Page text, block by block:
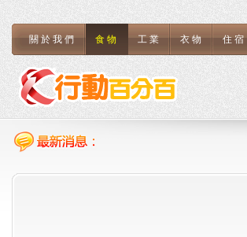
關於我們 食物 工業 衣物 住宿